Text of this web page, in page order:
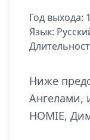
Год выхода:
Язык:
Ниже
Ангелами,
HOMIE,